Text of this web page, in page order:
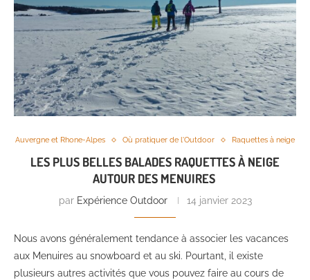
Auvergne et Rhone-Alpes Où pratiquer de l'Outdoor Raquettes à neige
LES PLUS BELLES BALADES RAQUETTES À NEIGE
AUTOUR DES MENUIRES
par Expérience Outdoor 14 janvier 2023
Nous avons généralement tendance à associer les vacances
aux Menuires au snowboard et au ski. Pourtant, il existe
plusieurs autres activités que vous pouvez faire au cours de